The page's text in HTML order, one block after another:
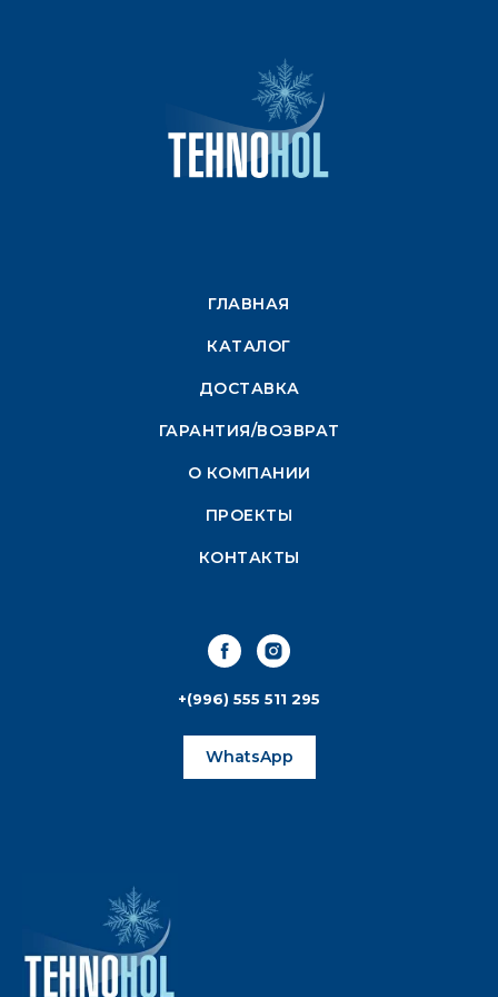
ГЛАВНАЯ
КАТАЛОГ
ДОСТАВКА
ГАРАНТИЯ/ВОЗВРАТ
О КОМПАНИИ
ПРОЕКТЫ
КОНТАКТЫ
+(996) 555 511 295
WhatsApp